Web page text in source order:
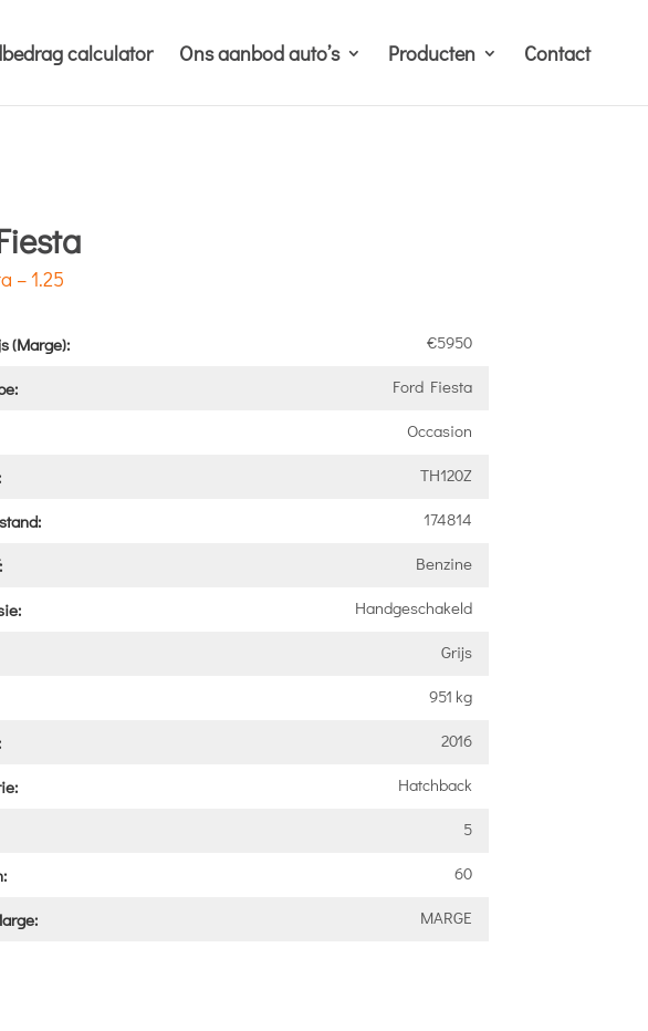
calculator Ons aanbod auto’s Producten Contact
– 1.25
(Marge): €5950
Ford Fiesta
Occasion
TH120Z
174814
Benzine
Handgeschakeld
Grijs
951 kg
2016
Hatchback
5
60
MARGE